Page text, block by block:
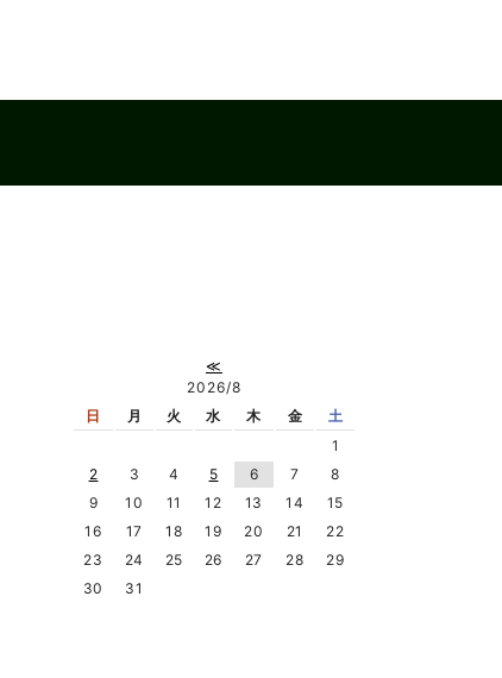
≪
2026/8
日
月 火 水 木 金
土
1
2
3 4 5 6 7
8
9
10 11 12 13 14
15
16
17 18 19 20 21
22
23
24 25 26 27 28
29
30
31